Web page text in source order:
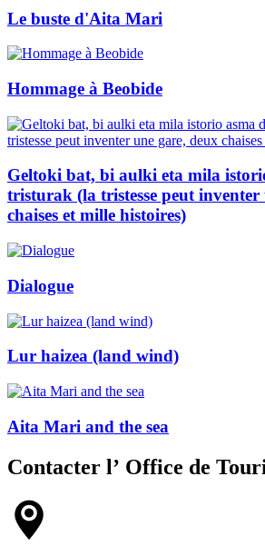
Le buste d'Aita Mari
Hommage à Beobide
Geltoki bat, bi aulki eta mila
tristurak (la tristesse peut inventer
chaises et mille histoires)
Dialogue
Lur haizea (land wind)
Aita Mari and the sea
Contacter l’ Office de